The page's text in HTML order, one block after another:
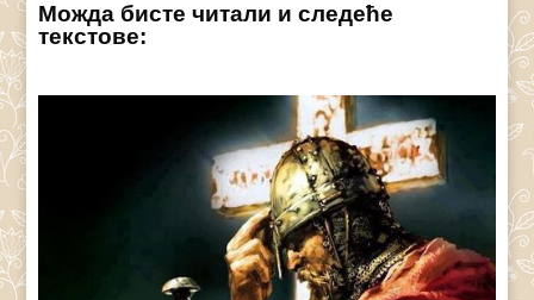
Можда бисте читали и следеће
текстове: